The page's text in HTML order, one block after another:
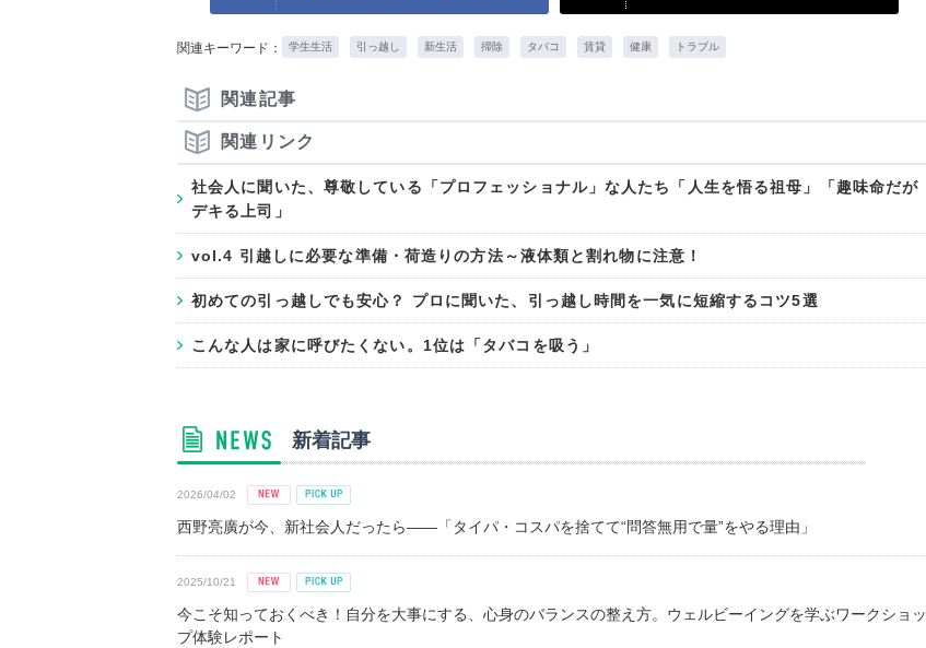
関連キーワード： 学生生活 引っ越し 新生活 掃除 タバコ 賃貸 健康 トラブル
関連記事
関連リンク
社会人に聞いた、尊敬している「プロフェッショナル」な人たち「人生を悟る祖母」「趣味命だが
デキる上司」
vol.4 引越しに必要な準備・荷造りの方法～液体類と割れ物に注意！
初めての引っ越しでも安心？ プロに聞いた、引っ越し時間を一気に短縮するコツ5選
こんな人は家に呼びたくない。1位は「タバコを吸う」
新着記事
2026/04/02
西野亮廣が今、新社会人だったら――「タイパ・コスパを捨てて“問答無用で量”をやる理由」
2025/10/21
今こそ知っておくべき！自分を大事にする、心身のバランスの整え方。ウェルビーイングを学ぶワークショッ
プ体験レポート